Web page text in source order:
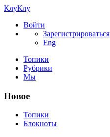
КлуКлу
Войти
Зарегистрироваться
Eng
Топики
Рубрики
Мы
Новое
Топики
Блокноты